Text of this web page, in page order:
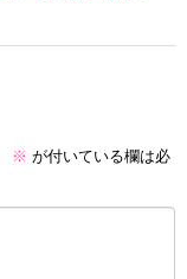
※ が付いている欄は必